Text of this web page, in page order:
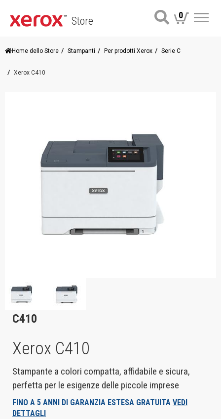
Store 0
Home dello Store Stampanti Per prodotti Xerox Serie C
Xerox C410
C410
Xerox C410
Stampante a colori compatta, affidabile e sicura,
perfetta per le esigenze delle piccole imprese
FINO A 5 ANNI DI GARANZIA ESTESA GRATUITA VEDI
DETTAGLI